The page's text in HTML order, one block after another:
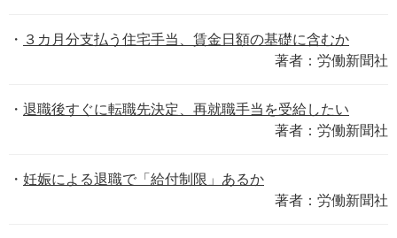
３カ月分支払う住宅手当、賃金日額の基礎に含むか
著者：労働新聞社
退職後すぐに転職先決定、再就職手当を受給したい
著者：労働新聞社
妊娠による退職で「給付制限」あるか
著者：労働新聞社